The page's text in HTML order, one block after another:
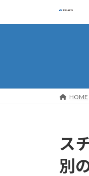
キ
に
HOME
ス
別